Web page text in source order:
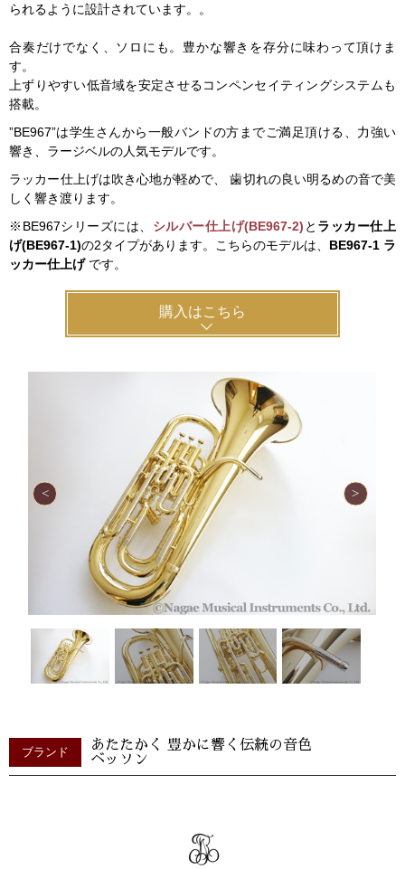
られるように設計されています。。
合奏だけでなく、ソロにも。豊かな響きを存分に味わって頂けま
す。
上ずりやすい低音域を安定させるコンペンセイティングシステムも
搭載。
”BE967”は学生さんから一般バンドの方までご満足頂ける、力強い
響き、ラージベルの人気モデルです。
ラッカー仕上げは吹き心地が軽めで、 歯切れの良い明るめの音で美
しく響き渡ります。
※BE967シリーズには、 シルバー仕上げ(BE967-2) と ラッカー仕上
げ(BE967-1)の2タイプがあります。こちらのモデルは、 BE967-1 ラ
ッカー仕上げです。
購入はこちら
ブランド
あたたかく 豊かに響く伝統の音色
ベッソン